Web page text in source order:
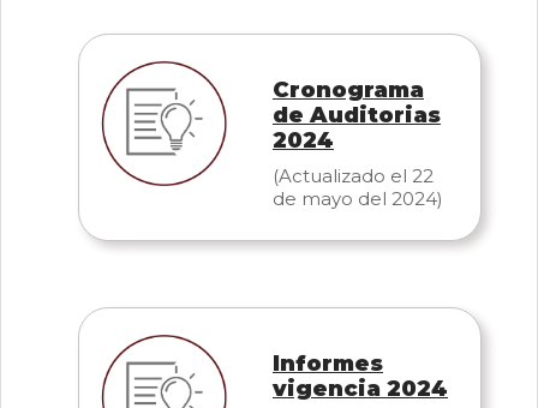
Cronograma
de Auditorias
2024
(Actualizado el 22
de mayo del 2024)
Informes
vigencia 2024